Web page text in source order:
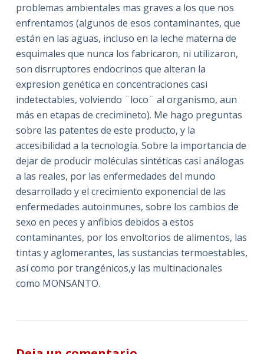
problemas ambientales mas graves a los que nos
enfrentamos (algunos de esos contaminantes, que
están en las aguas, incluso en la leche materna de
esquimales que nunca los fabricaron, ni utilizaron,
son disrruptores endocrinos que alteran la
expresion genética en concentraciones casi
indetectables, volviendo ¨loco¨ al organismo, aun
más en etapas de crecimineto). Me hago preguntas
sobre las patentes de este producto, y la
accesibilidad a la tecnología. Sobre la importancia de
dejar de producir moléculas sintéticas casi análogas
a las reales, por las enfermedades del mundo
desarrollado y el crecimiento exponencial de las
enfermedades autoinmunes, sobre los cambios de
sexo en peces y anfibios debidos a estos
contaminantes, por los envoltorios de alimentos, las
tintas y aglomerantes, las sustancias termoestables,
así como por trangénicos,y las multinacionales
como MONSANTO.